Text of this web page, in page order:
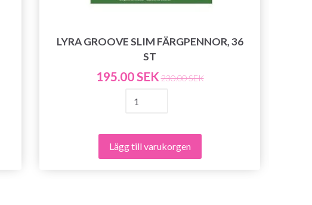
LYRA GROOVE SLIM FÄRGPENNOR, 36
ST
195.00 SEK 230.00 SEK
Lägg till varukorgen